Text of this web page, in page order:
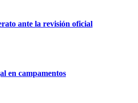
ante la revisión oficial
en campamentos